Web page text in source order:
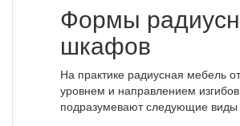
Формы
шкафов
На практике радиусная мебель
уровнем и направлением
подразумевают следующие